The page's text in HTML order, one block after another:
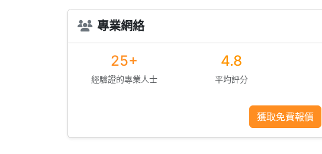
專業網絡
25+
經驗證的專業人士
4.8
平均評分
獲取免費報價